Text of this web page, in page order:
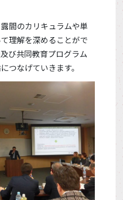
間のカリキュラムや単
理解を深めることがで
び共同教育プログラム
つなげていきます。